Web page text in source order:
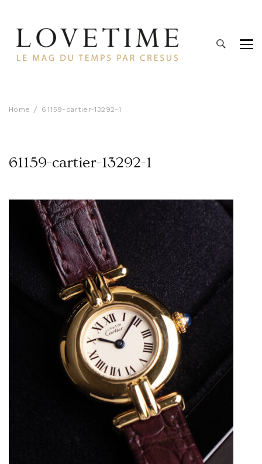
Home 61159-cartier-13292-1
61159-cartier-13292-1